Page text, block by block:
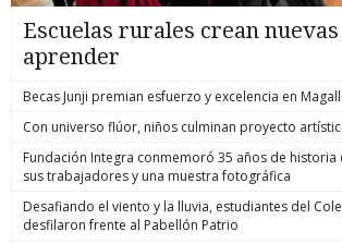
Escuelas rurales crean
aprender
Becas Junji premian esfuerzo y excelencia en
Con universo flúor, niños culminan proyecto
Fundación Integra conmemoró 35 años de
sus trabajadores y una muestra fotográfica
Desafiando el viento y la lluvia, estudiantes del
desfilaron frente al Pabellón Patrio